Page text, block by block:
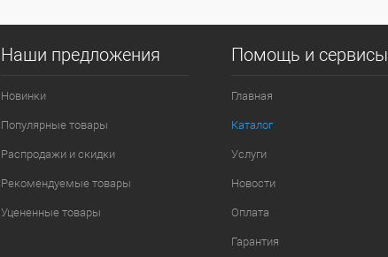
Наши предложения
Новинки
Популярные товары
Распродажи и скидки
Рекомендуемые товары
Уцененные товары
Помощь и сервисы
Главная
Каталог
Услуги
Новости
Оплата
Гарантия